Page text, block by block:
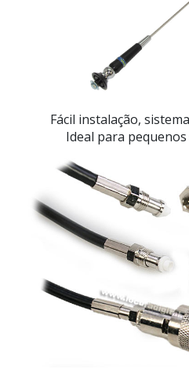
Fácil instalação,
Ideal para